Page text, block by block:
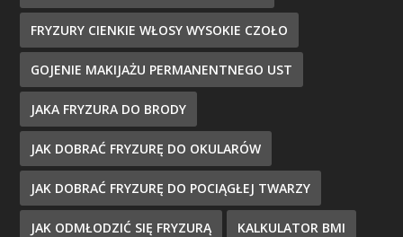
FRYZURY CIENKIE WŁOSY WYSOKIE CZOŁO
GOJENIE MAKIJAŻU PERMANENTNEGO UST
JAKA FRYZURA DO BRODY
JAK DOBRAĆ FRYZURĘ DO OKULARÓW
JAK DOBRAĆ FRYZURĘ DO POCIĄGŁEJ TWARZY
JAK ODMŁODZIĆ SIĘ FRYZURĄ KALKULATOR BMI